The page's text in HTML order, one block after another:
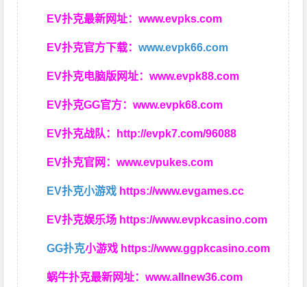
EV扑克最新网址：www.evpks.com
EV扑克官方下载：www.evpk66.com
EV扑克电脑版网址：www.evpk88.com
EV扑克GG官方：www.evpk68.com
EV扑克战队： http://evpk7.com/96088
EV扑克官网：www.evpukes.com
EV扑克小游戏 https://www.evgames.cc
EV扑克娱乐场 https://www.evpkcasino.com
GG扑克小游戏 https://www.ggpkcasino.com
蜗牛扑克最新网址：www.allnew36.com